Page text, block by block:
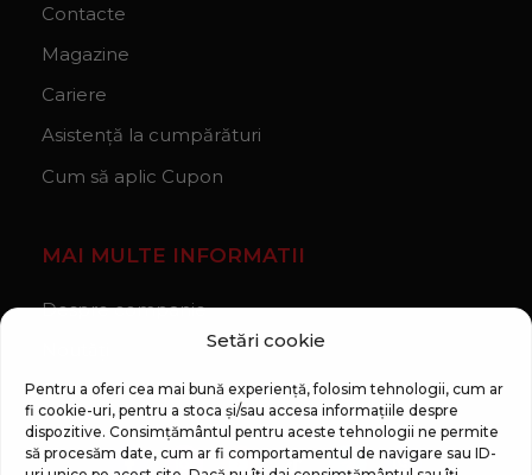
Setări cookie
Pentru a oferi cea mai bună experiență, folosim tehnologii, cum ar
fi cookie-uri, pentru a stoca și/sau accesa informațiile despre
dispozitive. Consimțământul pentru aceste tehnologii ne permite
să procesăm date, cum ar fi comportamentul de navigare sau ID-
Contacte
Magazine
Cariere
Asistență la cumpărături
Cum să aplic Cupon
MAI MULTE INFORMATII
Despre companie
Regulament Campanie „100 zile pana la vis”